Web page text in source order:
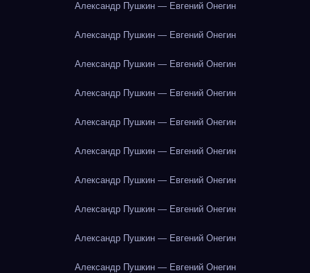
Александр Пушкин — Евгений Онегин
Александр Пушкин — Евгений Онегин
Александр Пушкин — Евгений Онегин
Александр Пушкин — Евгений Онегин
Александр Пушкин — Евгений Онегин
Александр Пушкин — Евгений Онегин
Александр Пушкин — Евгений Онегин
Александр Пушкин — Евгений Онегин
Александр Пушкин — Евгений Онегин
Александр Пушкин — Евгений Онегин